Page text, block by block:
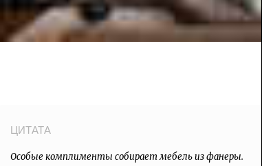
Особые комплименты собирает мебель из фанеры.